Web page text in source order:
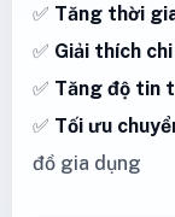
✅ Tăng thời
✅ Giải thích
✅ Tăng độ tin
✅ Tối ưu
đồ gia dụng